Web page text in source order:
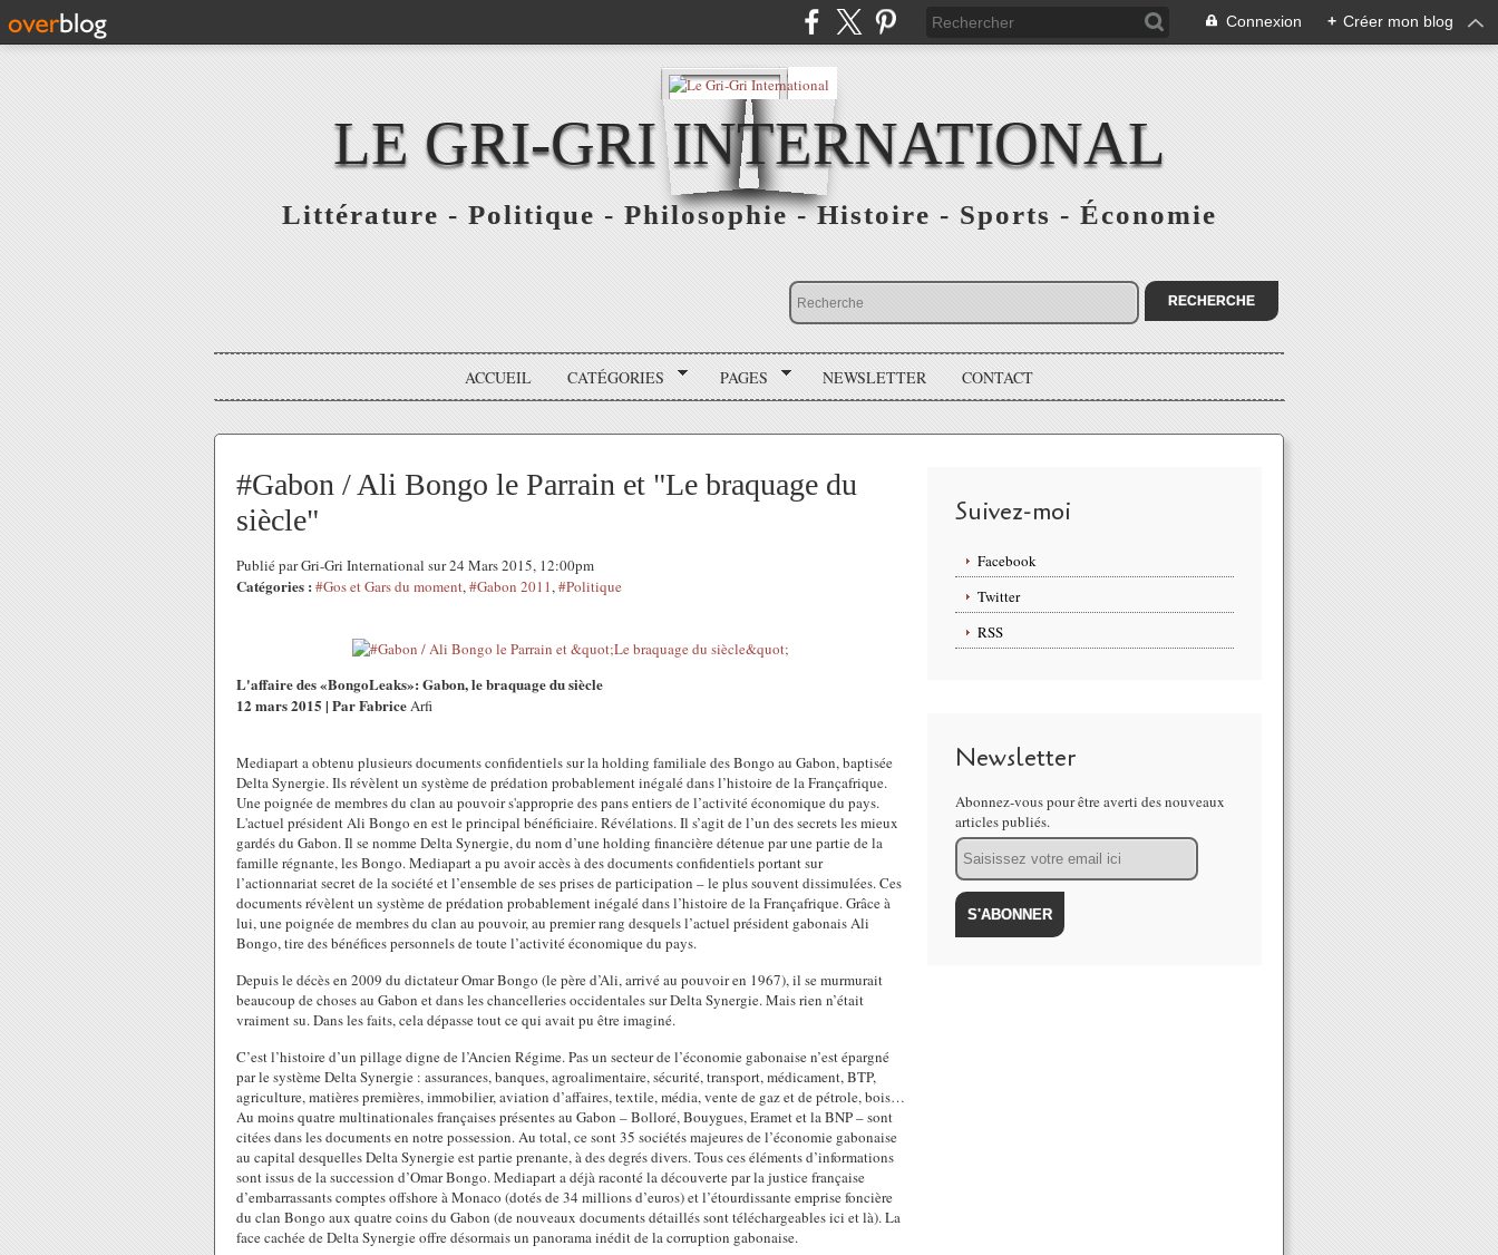
Connexion + Créer mon blog
LE GRI-GRI INTERNATIONAL
Littérature - Politique - Philosophie - Histoire - Sports - Économie
ACCUEIL CATÉGORIES PAGES NEWSLETTER CONTACT
#Gabon / Ali Bongo le Parrain et "Le braquage du
siècle"
Publié par Gri-Gri International sur 24 Mars 2015, 12:00pm
Catégories : #Gos et Gars du moment,#Gabon 2011,#Politique
L'affaire des «BongoLeaks»: Gabon, le braquage du siècle
12 mars 2015 | Par FabriceArfi
Mediapart a obtenu plusieurs documents confidentiels sur la holding familiale des Bongo au Gabon, baptisée
Delta Synergie. Ils révèlent un système de prédation probablement inégalé dans l’histoire de la Françafrique.
Une poignée de membres du clan au pouvoir s'approprie des pans entiers de l’activité économique du pays.
L'actuel président Ali Bongo en est le principal bénéficiaire. Révélations. Il s’agit de l’un des secrets les mieux
gardés du Gabon. Il se nomme Delta Synergie, du nom d’une holding financière détenue par une partie de la
famille régnante, les Bongo. Mediapart a pu avoir accès à des documents confidentiels portant sur
l’actionnariat secret de la société et l’ensemble de ses prises de participation – le plus souvent dissimulées. Ces
documents révèlent un système de prédation probablement inégalé dans l’histoire de la Françafrique. Grâce à
lui, une poignée de membres du clan au pouvoir, au premier rang desquels l’actuel président gabonais Ali
Bongo, tire des bénéfices personnels de toute l’activité économique du pays.
Depuis le décès en 2009 du dictateur Omar Bongo (le père d’Ali, arrivé au pouvoir en 1967), il se murmurait
beaucoup de choses au Gabon et dans les chancelleries occidentales sur Delta Synergie. Mais rien n’était
vraiment su. Dans les faits, cela dépasse tout ce qui avait pu être imaginé.
C’est l’histoire d’un pillage digne de l’Ancien Régime. Pas un secteur de l’économie gabonaise n’est épargné
par le système Delta Synergie : assurances, banques, agroalimentaire, sécurité, transport, médicament, BTP,
agriculture, matières premières, immobilier, aviation d’affaires, textile, média, vente de gaz et de pétrole, bois…
Au moins quatre multinationales françaises présentes au Gabon – Bolloré, Bouygues, Eramet et la BNP – sont
citées dans les documents en notre possession. Au total, ce sont 35 sociétés majeures de l’économie gabonaise
au capital desquelles Delta Synergie est partie prenante, à des degrés divers. Tous ces éléments d’informations
sont issus de la succession d’Omar Bongo. Mediapart a déjà raconté la découverte par la justice française
d’embarrassants comptes offshore à Monaco (dotés de 34 millions d’euros) et l’étourdissante emprise foncière
du clan Bongo aux quatre coins du Gabon (de nouveaux documents détaillés sont téléchargeables ici et là). La
face cachée de Delta Synergie offre désormais un panorama inédit de la corruption gabonaise.
Suivez-moi
Facebook
Twitter
RSS
Newsletter
Abonnez-vous pour être averti des nouveaux
articles publiés.
Email